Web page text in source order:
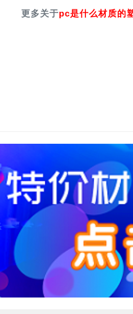
更多关于pc是什么材质的